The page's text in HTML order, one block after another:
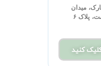
میدان